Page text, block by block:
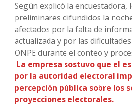
Según explicó la encuestadora,
preliminares difundidos la
afectados por la falta de
actualizada y por las
ONPE durante el conteo y
La empresa sostuvo que el
por la autoridad electoral
percepción pública sobre los
proyecciones electorales.